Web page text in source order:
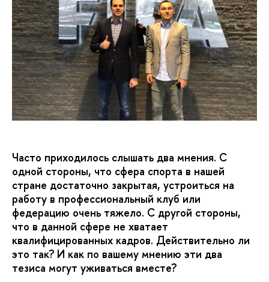
Часто приходилось слышать два мнения. С
одной стороны, что сфера спорта в нашей
стране достаточно закрытая, устроиться на
работу в профессиональный клуб или
федерацию очень тяжело. С другой стороны,
что в данной сфере не хватает
квалифицированных кадров. Действительно ли
это так? И как по вашему мнению эти два
тезиса могут уживаться вместе?